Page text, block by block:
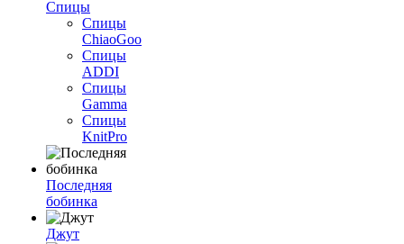
Спицы
Спицы
ChiaoGoo
Спицы
ADDI
Спицы
Gamma
Спицы
KnitPro
Последняя
бобинка
Джут